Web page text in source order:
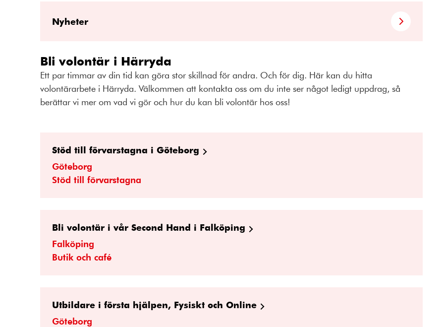
Nyheter
Bli volontär i Härryda
Ett par timmar av din tid kan göra stor skillnad för andra. Och för dig. Här kan du hitta
volontärarbete i Härryda. Välkommen att kontakta oss om du inte ser något ledigt uppdrag, så
berättar vi mer om vad vi gör och hur du kan bli volontär hos oss!
Stöd till förvarstagna i Göteborg
Göteborg
Stöd till förvarstagna
Bli volontär i vår Second Hand i Falköping
Falköping
Butik och café
Utbildare i första hjälpen, Fysiskt och Online
Göteborg